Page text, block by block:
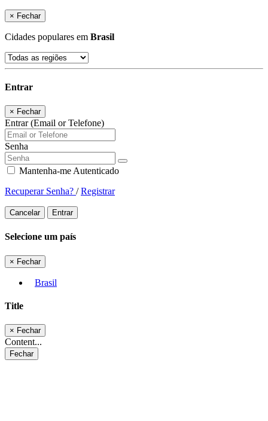
× Fechar
Cidades populares em Brasil
Entrar
× Fechar
Entrar (Email or Telefone)
Senha
Mantenha-me Autenticado
Recuperar Senha? /Registrar
Cancelar Entrar
Selecione um país
× Fechar
Brasil
Title
× Fechar
Content...
Fechar